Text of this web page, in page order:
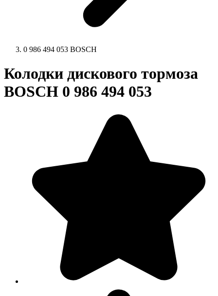
0 986 494 053 BOSCH
Колодки дискового тормоза
BOSCH 0 986 494 053